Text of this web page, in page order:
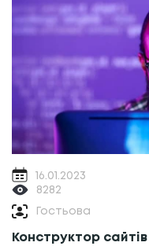
16.01.2023
8282
Гостьова
Конструктор